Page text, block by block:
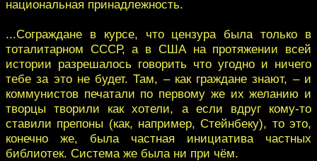
национальная принадлежность.
...Сограждане в курсе, что цензура была только в
тоталитарном СССР, а в США на протяжении всей
истории разрешалось говорить что угодно и ничего
тебе за это не будет. Там, – как граждане знают, – и
коммунистов печатали по первому же их желанию и
творцы творили как хотели, а если вдруг кому-то
ставили препоны (как, например, Стейнбеку), то это,
конечно же, была частная инициатива частных
библиотек. Система же была ни при чём.